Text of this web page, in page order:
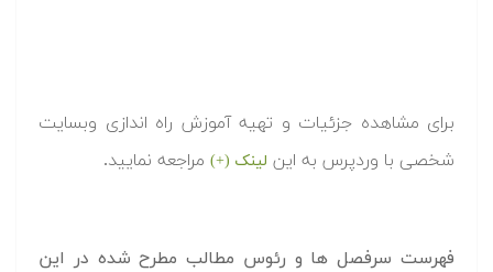
برای مشاهده جزئیات و تهیه آموزش راه اندازی وبسایت
شخصی با وردپرس به این لینک (+) مراجعه نمایید.
فهرست سرفصل ها و رئوس مطالب مطرح شده در این